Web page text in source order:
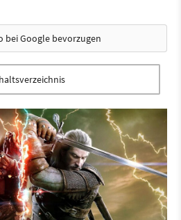
bei Google bevorzugen